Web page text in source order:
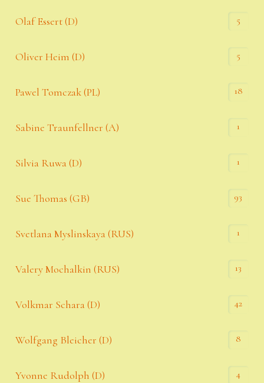
Olaf Essert (D) 5
Oliver Heim (D) 5
Pawel Tomczak (PL) 18
Sabine Traunfellner (A) 1
Silvia Ruwa (D) 1
Sue Thomas (GB) 93
Svetlana Myslinskaya (RUS) 1
Valery Mochalkin (RUS) 13
Volkmar Schara (D) 42
Wolfgang Bleicher (D) 8
Yvonne Rudolph (D) 4